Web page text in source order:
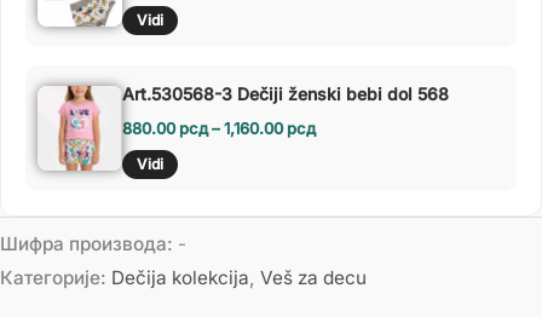
Vidi
Art.530568-3 Dečiji ženski bebi dol 568
880.00рсд–1,160.00рсд
Vidi
Шифра производа: -
Категорије: Dečija kolekcija, Veš za decu